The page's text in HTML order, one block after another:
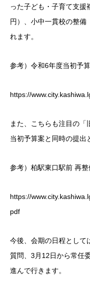
った子ども・子育て支
円）、小中一貫校の整備
れます。
参考）令和6年度当初予
https://
また、こちらも注目の「
当初予算案と同時の提出
参考）柏駅東口駅前 再
https://
pdf
今後、会期の日程として
質問、3月12日から常任
進んで行きます。